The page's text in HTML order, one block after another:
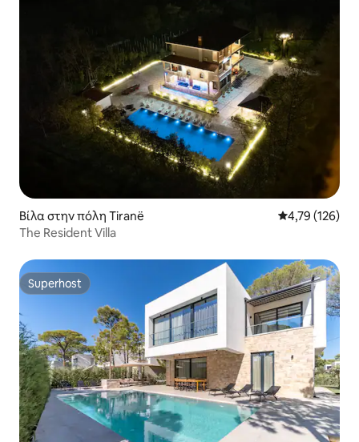
Βίλα στην πόλη Tiranë Μέση
4,79 (126)
The Resident Villa
Superhost
Superhost